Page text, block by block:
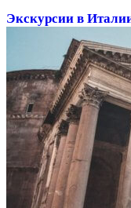
Экскурсии в